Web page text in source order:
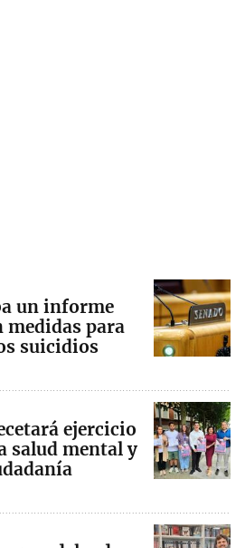
un informe
medidas para
suicidios
ejercicio
salud mental y